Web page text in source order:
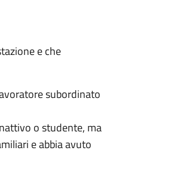
e che
subordinato
o studente, ma
e abbia avuto